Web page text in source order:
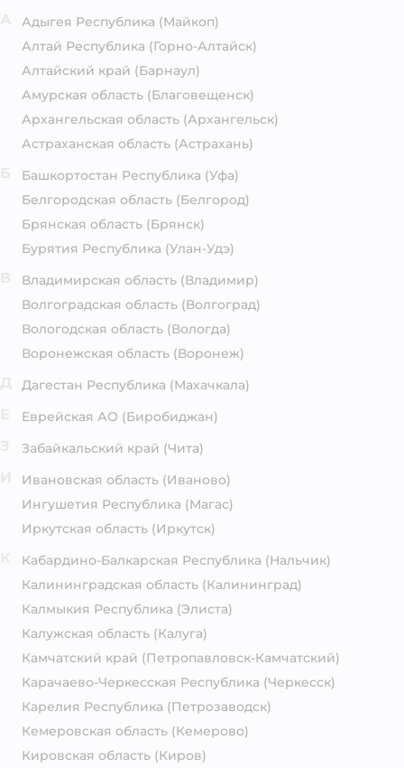
Адыгея Республика (Майкоп)
Алтай Республика (Горно-Алтайск)
Алтайский край (Барнаул)
Амурская область (Благовещенск)
Архангельская область (Архангельск)
Астраханская область (Астрахань)
Башкортостан Республика (Уфа)
Белгородская область (Белгород)
Брянская область (Брянск)
Бурятия Республика (Улан-Удэ)
Владимирская область (Владимир)
Волгоградская область (Волгоград)
Вологодская область (Вологда)
Воронежская область (Воронеж)
Дагестан Республика (Махачкала)
Еврейская АО (Биробиджан)
Забайкальский край (Чита)
Ивановская область (Иваново)
Ингушетия Республика (Магас)
Иркутская область (Иркутск)
Кабардино-Балкарская Республика (Нальчик)
Калининградская область (Калининград)
Калмыкия Республика (Элиста)
Калужская область (Калуга)
Камчатский край (Петропавловск-Камчатский)
Карачаево-Черкесская Республика (Черкесск)
Карелия Республика (Петрозаводск)
Кемеровская область (Кемерово)
Кировская область (Киров)